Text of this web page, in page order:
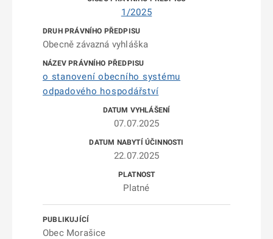
1/2025
Obecně závazná vyhláška
o stanovení obecního systému
odpadového hospodářství
07.07.2025
22.07.2025
Platné
Obec Morašice